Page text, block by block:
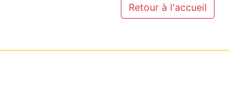
Retour à l'accueil